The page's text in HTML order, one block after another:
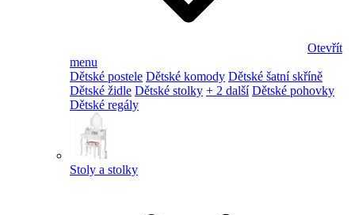
Otevřít
menu
Dětské postele Dětské komody Dětské šatní skříně
Dětské židle Dětské stolky + 2 další Dětské pohovky
Dětské regály
Stoly a stolky